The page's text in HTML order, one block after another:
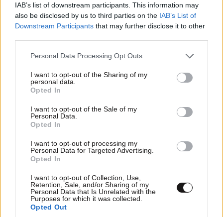
IAB’s list of downstream participants. This information may
also be disclosed by us to third parties on the IAB’s List of
Downstream Participants that may further disclose it to other
Please note that this website/app uses one or more Google
not limited to your visit or usage behaviour. You may click to
grant or deny consent to Google and its third-party tags to
use your data for below specified purposes in below Google
consent section.
Personal Data Processing Opt Outs
I want to opt-out of the Sharing of my
personal data.
Opted In
I want to opt-out of the Sale of my
Personal Data.
Opted In
I want to opt-out of processing my
Personal Data for Targeted Advertising.
Opted In
I want to opt-out of Collection, Use,
Retention, Sale, and/or Sharing of my
Personal Data that Is Unrelated with the
Purposes for which it was collected.
Opted Out
Τ.κανελ 05·02·2019 19:19
που ηθελε να κανει το κοσμο καλυτερο.
Απαντήστε
σαπια οραματα
αποτυχημενα
Απαντήστε